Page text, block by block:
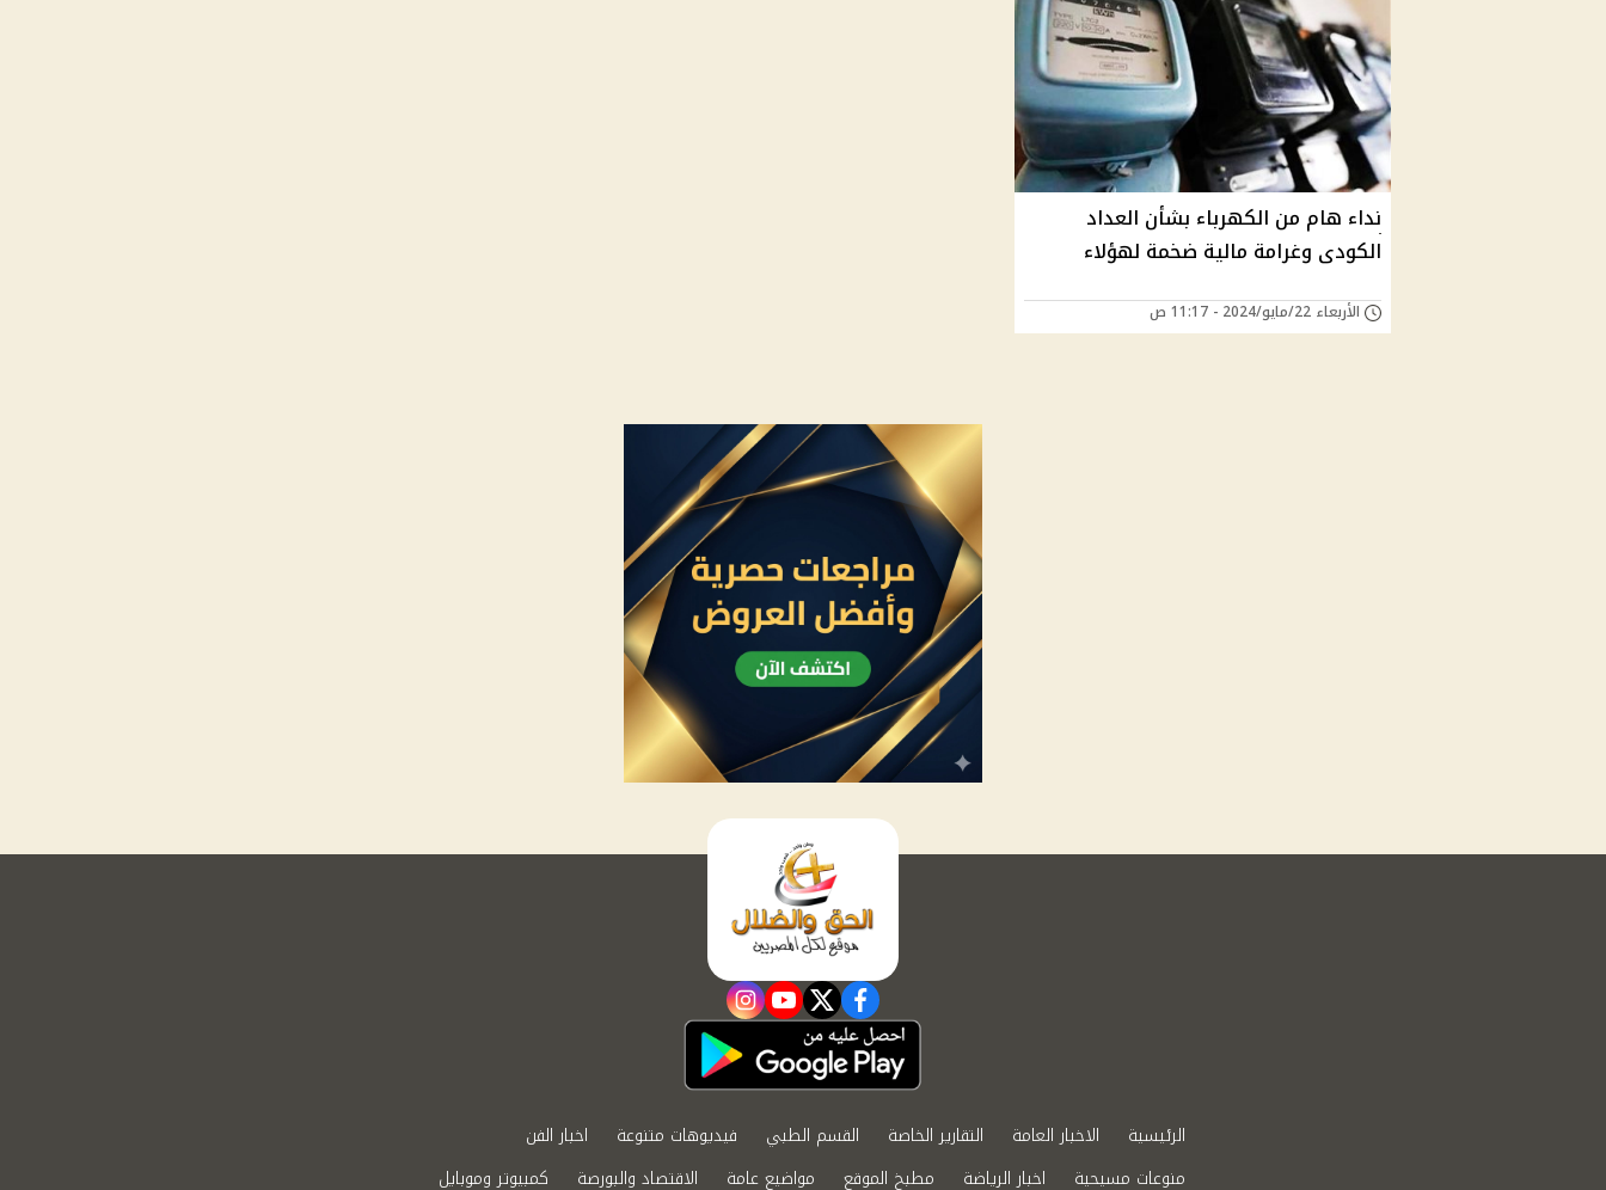
نداء هام من الكهرباء بشأن العداد
الكودى وغرامة مالية ضخمة لهؤلاء
الأربعاء 22/مايو/2024 - 11:17 ص
facebook
twitter
youtube
instagram
الرئيسية الاخبار العامة التقارير الخاصة القسم الطبي فيديوهات متنوعة
اخبار الفن
منوعات مسيحية
اخبار الرياضة مطبخ الموقع مواضيع عامة الاقتصاد والبورصة كمبيوتر وموبايل